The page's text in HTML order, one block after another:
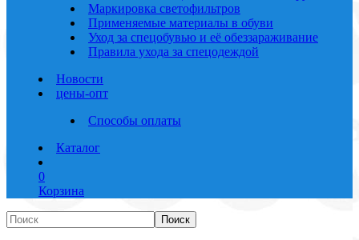
Маркировка светофильтров
Применяемые материалы в обуви
Уход за спецобувью и её обеззараживание
Правила ухода за спецодеждой
Новости
цены-опт
Способы оплаты
Каталог
0
Корзина